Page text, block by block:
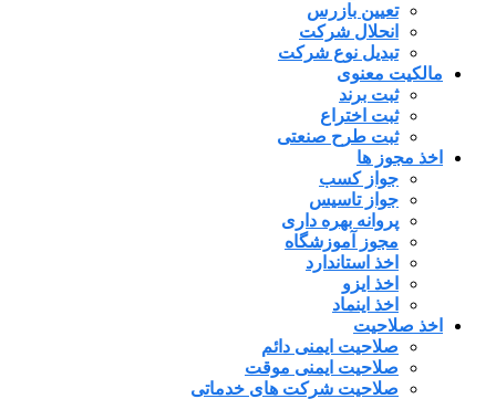
تعیین بازرس
انحلال شرکت
تبدیل نوع شرکت
مالکیت معنوی
ثبت برند
ثبت اختراع
ثبت طرح صنعتی
اخذ مجوز ها
جواز کسب
جواز تاسیس
پروانه بهره داری
مجوز آموزشگاه
اخذ استاندارد
اخذ ایزو
اخذ اینماد
اخذ صلاحیت
صلاحیت ایمنی دائم
صلاحیت ایمنی موقت
صلاحیت شرکت های خدماتی